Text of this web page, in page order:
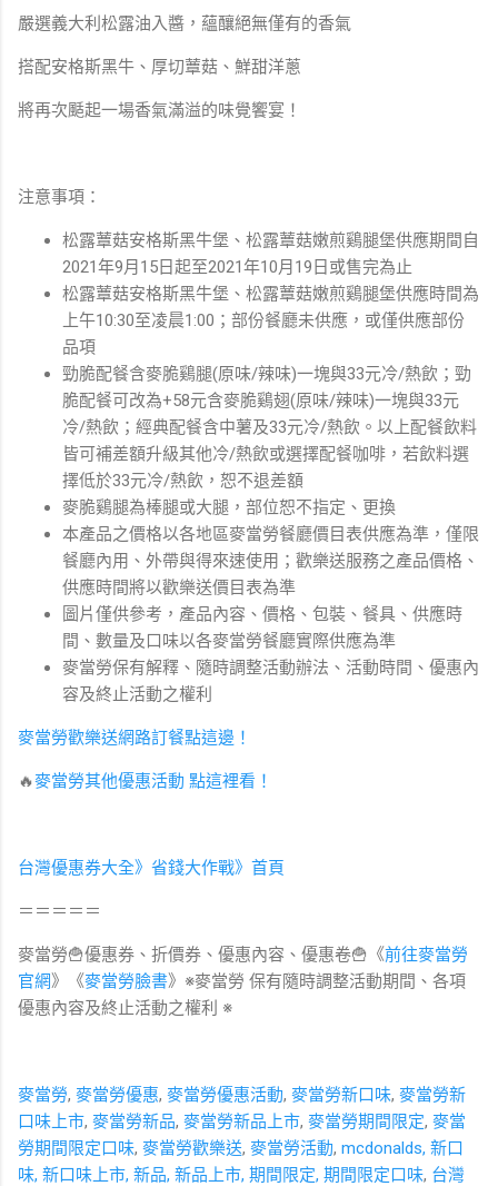
嚴選義大利松露油入醬，蘊釀絕無僅有的香氣
搭配安格斯黑牛、厚切蕈菇、鮮甜洋蔥
將再次颳起一場香氣滿溢的味覺饗宴！
注意事項：
松露蕈菇安格斯黑牛堡、松露蕈菇嫩煎鷄腿堡供應期間自
2021年9月15日起至2021年10月19日或售完為止
松露蕈菇安格斯黑牛堡、松露蕈菇嫩煎鷄腿堡供應時間為
上午10:30至凌晨1:00；部份餐廳未供應，或僅供應部份
品項
勁脆配餐含麥脆鷄腿(原味/辣味)一塊與33元冷/熱飲；勁
脆配餐可改為+58元含麥脆鷄翅(原味/辣味)一塊與33元
冷/熱飲；經典配餐含中薯及33元冷/熱飲。以上配餐飲料
皆可補差額升級其他冷/熱飲或選擇配餐咖啡，若飲料選
擇低於33元冷/熱飲，恕不退差額
麥脆鷄腿為棒腿或大腿，部位恕不指定、更換
本產品之價格以各地區麥當勞餐廳價目表供應為準，僅限
餐廳內用、外帶與得來速使用；歡樂送服務之產品價格、
供應時間將以歡樂送價目表為準
圖片僅供參考，產品內容、價格、包裝、餐具、供應時
間、數量及口味以各麥當勞餐廳實際供應為準
麥當勞保有解釋、隨時調整活動辦法、活動時間、優惠內
容及終止活動之權利
麥當勞歡樂送網路訂餐點這邊！
🔥麥當勞其他優惠活動 點這裡看！
台灣優惠券大全》省錢大作戰》首頁
＝＝＝＝＝
麥當勞🍟優惠券、折價券、優惠內容、優惠卷🍟《前往麥當勞
官網》《麥當勞臉書》※麥當勞 保有隨時調整活動期間、各項
優惠內容及終止活動之權利 ※​
麥當勞, 麥當勞優惠, 麥當勞優惠活動, 麥當勞新口味, 麥當勞新
口味上市, 麥當勞新品, 麥當勞新品上市, 麥當勞期間限定, 麥當
勞期間限定口味, 麥當勞歡樂送, 麥當勞活動, mcdonalds, 新口
味, 新口味上市, 新品, 新品上市, 期間限定, 期間限定口味, 台灣